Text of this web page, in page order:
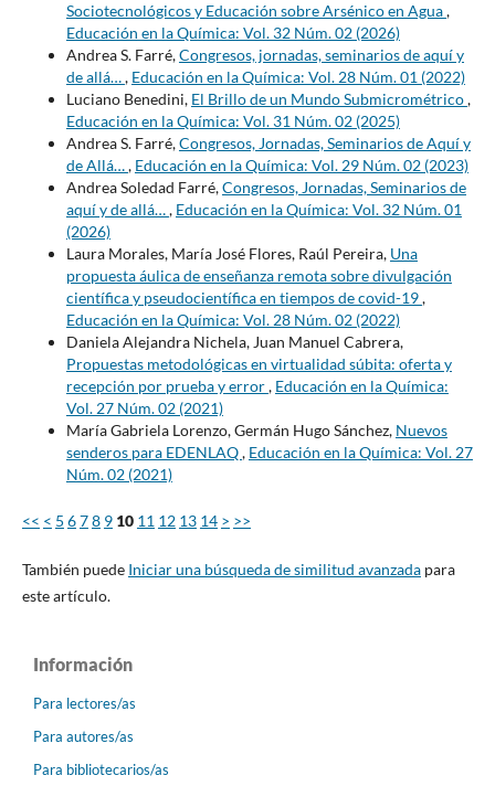
Sociotecnológicos y Educación sobre Arsénico en Agua,
Educación en la Química: Vol. 32 Núm. 02 (2026)
Andrea S. Farré,Congresos, jornadas, seminarios de aquí y
de allá…, Educación en la Química: Vol. 28 Núm. 01 (2022)
Luciano Benedini, El Brillo de un Mundo Submicrométrico,
Educación en la Química: Vol. 31 Núm. 02 (2025)
Andrea S. Farré,Congresos, Jornadas, Seminarios de Aquí y
de Allá…, Educación en la Química: Vol. 29 Núm. 02 (2023)
Andrea Soledad Farré,Congresos, Jornadas, Seminarios de
aquí y de allá…, Educación en la Química: Vol. 32 Núm. 01
(2026)
Laura Morales, María José Flores, Raúl Pereira, Una
propuesta áulica de enseñanza remota sobre divulgación
científica y pseudocientífica en tiempos de covid-19,
Educación en la Química: Vol. 28 Núm. 02 (2022)
Daniela Alejandra Nichela, Juan Manuel Cabrera,
Propuestas metodológicas en virtualidad súbita: oferta y
recepción por prueba y error, Educación en la Química:
Vol. 27 Núm. 02 (2021)
María Gabriela Lorenzo, Germán Hugo Sánchez, Nuevos
senderos para EDENLAQ, Educación en la Química: Vol. 27
Núm. 02 (2021)
<< < 5 678 9 10 11 12 13 14 > >>
También puede Iniciar una búsqueda de similitud avanzadapara
este artículo.
Información
Para lectores/as
Para autores/as
Para bibliotecarios/as